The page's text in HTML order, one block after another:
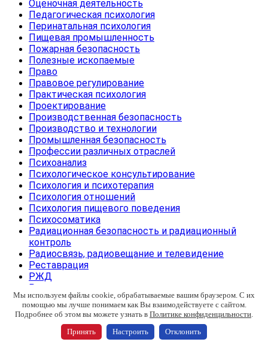
Оценочная деятельность
Педагогическая психология
Перинатальная психология
Пищевая промышленность
Пожарная безопасность
Полезные ископаемые
Право
Правовое регулирование
Практическая психология
Проектирование
Производственная безопасность
Производство и технологии
Промышленная безопасность
Профессии различных отраслей
Психоанализ
Психологическое консультирование
Психология и психотерапия
Психология отношений
Психология пищевого поведения
Психосоматика
Радиационная безопасность и радиационный
контроль
Радиосвязь, радиовещание и телевидение
Реставрация
РЖД
Ритуальные услуги
Связь и телекоммуникации
Секретарь
Сельское хозяйство
Семейная психология
Мы используем файлы cookie, обрабатываемые вашим браузером. С их
помощью мы лучше понимаем как Вы взаимодействуете с сайтом.
Подробнее об этом вы можете узнать в Политике конфиденцильности.
Принять Настроить Отклонить